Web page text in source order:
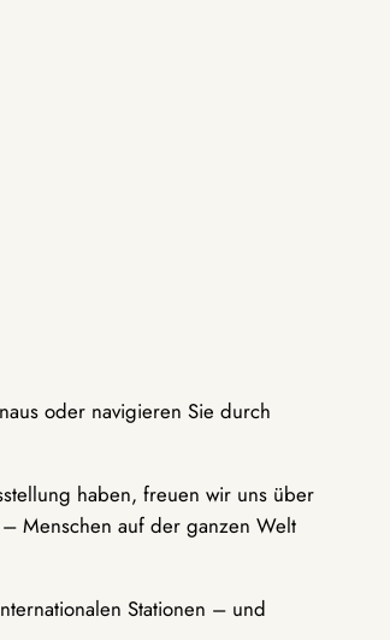
oder navigieren Sie durch
haben, freuen wir uns über
Menschen auf der ganzen Welt
Stationen – und